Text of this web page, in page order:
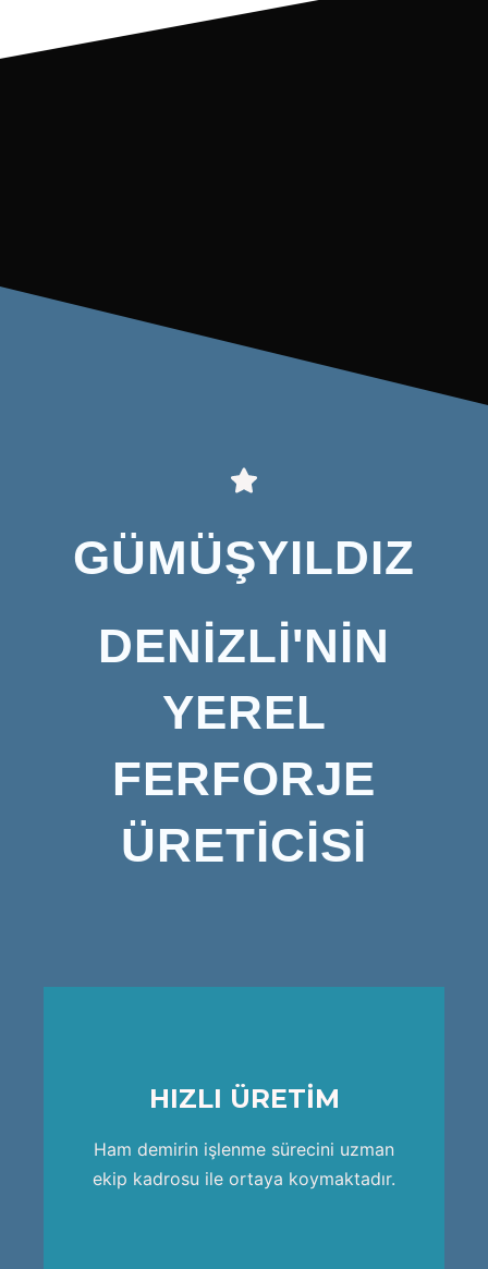
GÜMÜŞYILDIZ
DENİZLİ'NİN
YEREL
FERFORJE
ÜRETİCİSİ
HIZLI ÜRETİM
Ham demirin işlenme sürecini uzman
ekip kadrosu ile ortaya koymaktadır.
HIZLI ÜRETİM
ekip kadrosu ile ortaya koymaktadır.